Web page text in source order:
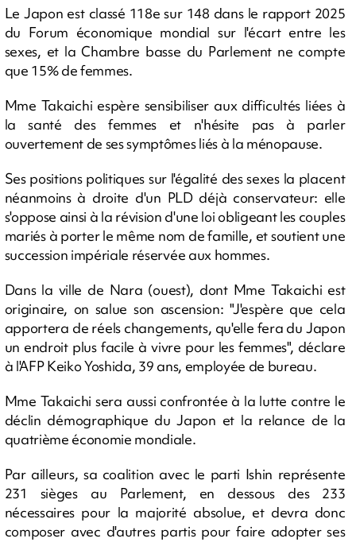
Le Japon est classé 118e sur 148 dans le rapport 2025
du Forum économique mondial sur l'écart entre les
sexes, et la Chambre basse du Parlement ne compte
que 15% de femmes.
Mme Takaichi espère sensibiliser aux difficultés liées à
la santé des femmes et n'hésite pas à parler
ouvertement de ses symptômes liés à la ménopause.
Ses positions politiques sur l'égalité des sexes la placent
néanmoins à droite d'un PLD déjà conservateur: elle
s'oppose ainsi à la révision d'une loi obligeant les couples
mariés à porter le même nom de famille, et soutient une
succession impériale réservée aux hommes.
Dans la ville de Nara (ouest), dont Mme Takaichi est
originaire, on salue son ascension: "J'espère que cela
apportera de réels changements, qu'elle fera du Japon
un endroit plus facile à vivre pour les femmes", déclare
à l'AFP Keiko Yoshida, 39 ans, employée de bureau.
Mme Takaichi sera aussi confrontée à la lutte contre le
déclin démographique du Japon et la relance de la
quatrième économie mondiale.
Par ailleurs, sa coalition avec le parti Ishin représente
231 sièges au Parlement, en dessous des 233
nécessaires pour la majorité absolue, et devra donc
composer avec d'autres partis pour faire adopter ses